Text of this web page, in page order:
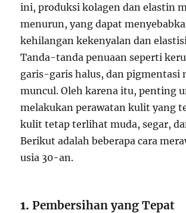
ini, produksi kolagen dan elastin
menurun, yang dapat
kehilangan kekenyalan dan
Tanda-tanda penuaan seperti
garis-garis halus, dan pigmentasi
muncul. Oleh karena itu, penting
melakukan perawatan kulit yang
kulit tetap terlihat muda, segar,
Berikut adalah beberapa cara
usia 30-an.
1.Pembersihan yang Tepat